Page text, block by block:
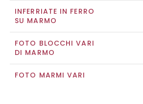
INFERRIATE IN FERRO
SU MARMO
FOTO BLOCCHI VARI
DI MARMO
FOTO MARMI VARI